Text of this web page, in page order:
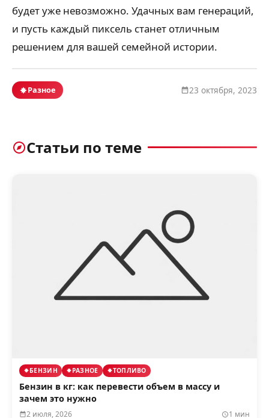
будет уже невозможно. Удачных вам генераций,
и пусть каждый пиксель станет отличным
решением для вашей семейной истории.
Разное 23 октября, 2023
Статьи по теме
БЕНЗИН РАЗНОЕ ТОПЛИВО
Бензин в кг: как перевести объем в массу и
зачем это нужно
2 июля, 2026 1 мин